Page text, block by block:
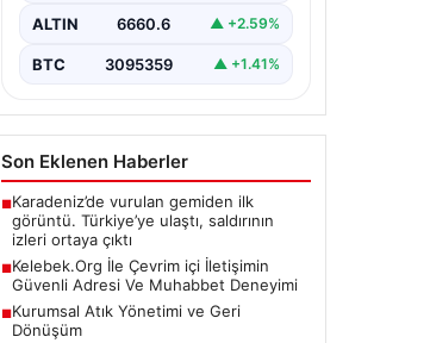
etmektedir. Halen…
ALTIN 6660.6 ▲ +2.59%
BTC 3095359 ▲ +1.41%
Son Eklenen Haberler
■Karadeniz’de vurulan gemiden ilk
görüntü. Türkiye’ye ulaştı, saldırının
izleri ortaya çıktı
■Kelebek.Org İle Çevrim içi İletişimin
Güvenli Adresi Ve Muhabbet Deneyimi
■Kurumsal Atık Yönetimi ve Geri
Dönüşüm